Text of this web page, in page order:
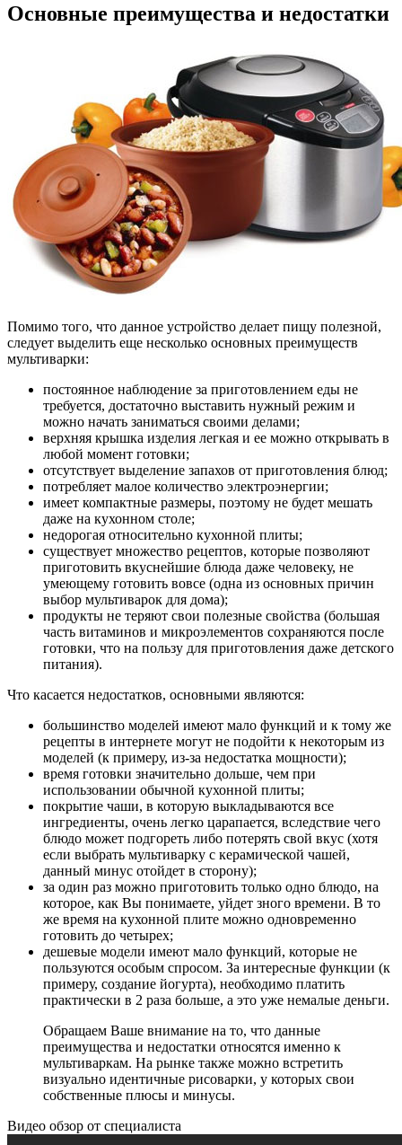
Основные преимущества и недостатки
Помимо того, что данное устройство делает пищу полезной,
следует выделить еще несколько основных преимуществ
мультиварки:
постоянное наблюдение за приготовлением еды не
требуется, достаточно выставить нужный режим и
можно начать заниматься своими делами;
верхняя крышка изделия легкая и ее можно открывать в
любой момент готовки;
отсутствует выделение запахов от приготовления блюд;
потребляет малое количество электроэнергии;
имеет компактные размеры, поэтому не будет мешать
даже на кухонном столе;
недорогая относительно кухонной плиты;
существует множество рецептов, которые позволяют
приготовить вкуснейшие блюда даже человеку, не
умеющему готовить вовсе (одна из основных причин
выбор мультиварок для дома);
продукты не теряют свои полезные свойства (большая
часть витаминов и микроэлементов сохраняются после
готовки, что на пользу для приготовления даже детского
питания).
Что касается недостатков, основными являются:
большинство моделей имеют мало функций и к тому же
рецепты в интернете могут не подойти к некоторым из
моделей (к примеру, из-за недостатка мощности);
время готовки значительно дольше, чем при
использовании обычной кухонной плиты;
покрытие чаши, в которую выкладываются все
ингредиенты, очень легко царапается, вследствие чего
блюдо может подгореть либо потерять свой вкус (хотя
если выбрать мультиварку с керамической чашей,
данный минус отойдет в сторону);
за один раз можно приготовить только одно блюдо, на
которое, как Вы понимаете, уйдет зного времени. В то
же время на кухонной плите можно одновременно
готовить до четырех;
дешевые модели имеют мало функций, которые не
пользуются особым спросом. За интересные функции (к
примеру, создание йогурта), необходимо платить
практически в 2 раза больше, а это уже немалые деньги.
Обращаем Ваше внимание на то, что данные
преимущества и недостатки относятся именно к
мультиваркам. На рынке также можно встретить
визуально идентичные рисоварки, у которых свои
собственные плюсы и минусы.
Видео обзор от специалиста